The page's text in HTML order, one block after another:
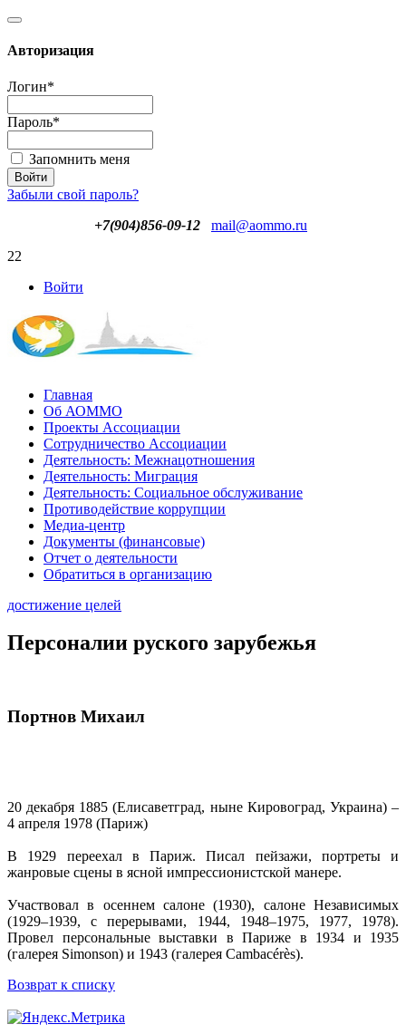
Авторизация
Логин*
Пароль*
Запомнить меня
Забыли свой пароль?
+7(904)856-09-12
mail@aommo.ru
22
Войти
Главная
Об АОММО
Проекты Ассоциации
Сотрудничество Ассоциации
Деятельность: Межнацотношения
Деятельность: Миграция
Деятельность: Социальное обслуживание
Противодействие коррупции
Медиа-центр
Документы (финансовые)
Отчет о деятельности
Обратиться в организацию
достижение целей
Персоналии руского зарубежья
Портнов Михаил
20 декабря 1885 (Елисаветград, ныне Кировоград, Украина) –
4 апреля 1978 (Париж)
В 1929 переехал в Париж. Писал пейзажи, портреты и
жанровые сцены в ясной импрессионистской манере.
Участвовал в осеннем салоне (1930), салоне Независимых
(1929–1939, с перерывами, 1944, 1948–1975, 1977, 1978).
Провел персональные выставки в Париже в 1934 и 1935
(галерея Simonson) и 1943 (галерея Cambacérès).
Возврат к списку